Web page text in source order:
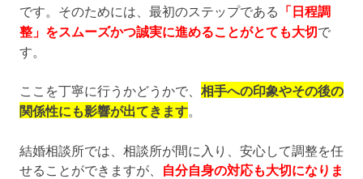
です。そのためには、最初のステップである 「日程調
整」をスムーズかつ誠実に進めることがとても大切で
す。
ここを丁寧に行うかどうかで、 相手への印象やその後の
関係性にも影響が出てきます
結婚相談所では、相談所が間に入り、安心して調整を任
せることができますが、 自分自身の対応も大切になりま